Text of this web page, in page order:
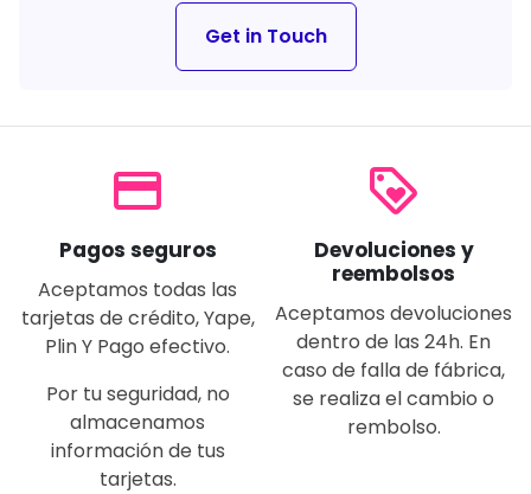
Get in Touch
payment
Pagos seguros
Aceptamos todas las
tarjetas de crédito, Yape,
Plin Y Pago efectivo.
Por tu seguridad, no
almacenamos
información de tus
tarjetas.
loyalty
Devoluciones y
reembolsos
Aceptamos devoluciones
dentro de las 24h. En
caso de falla de fábrica,
se realiza el cambio o
rembolso.